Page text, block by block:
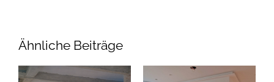
Ähnliche Beiträge